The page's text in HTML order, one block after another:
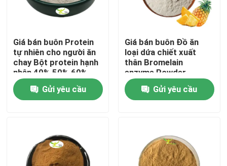
Nhà
Về chúng tôi
Giá bán buôn Protein
tự nhiên cho người ăn
chay Bột protein hạnh
nhân 40% 50% 60%
Gửi yêu cầu
Giá bán buôn Đồ ăn
loại dứa chiết xuất
thân Bromelain
enzyme Powder
1200/2400 GDU
Gửi yêu cầu